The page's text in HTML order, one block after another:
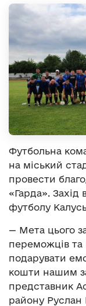
Футбольна
на міський
провести
«Гарда». Захід
футболу
— Мета цього
переможців
подарувати
кошти нашим
представник
району Руслан